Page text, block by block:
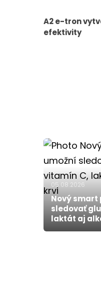
A2 e-tron
efektivity
05.08.2026
Nový smart
sledovať
laktát aj